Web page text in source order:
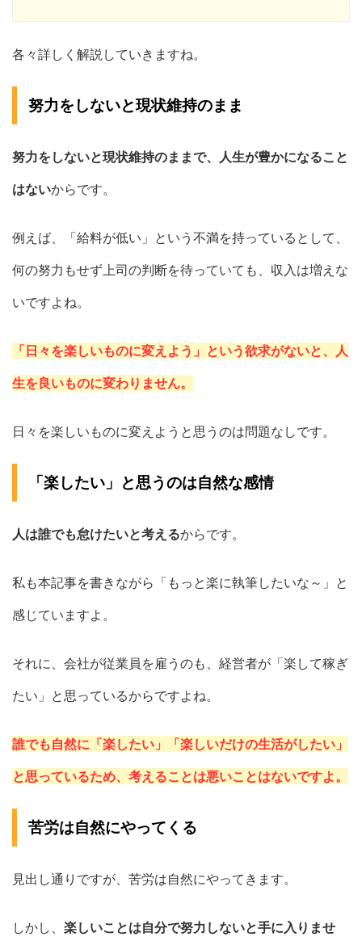
各々詳しく解説していきますね。
努力をしないと現状維持のまま
努力をしないと現状維持のままで、人生が豊かになること
はないからです。
例えば、「給料が低い」という不満を持っているとして、
何の努力もせず上司の判断を待っていても、収入は増えな
いですよね。
「日々を楽しいものに変えよう」という欲求がないと、人
生を良いものに変わりません。
日々を楽しいものに変えようと思うのは問題なしです。
「楽したい」と思うのは自然な感情
人は誰でも怠けたいと考えるからです。
私も本記事を書きながら「もっと楽に執筆したいな～」と
感じていますよ。
それに、会社が従業員を雇うのも、経営者が「楽して稼ぎ
たい」と思っているからですよね。
誰でも自然に「楽したい」「楽しいだけの生活がしたい」
と思っているため、考えることは悪いことはないですよ。
苦労は自然にやってくる
見出し通りですが、苦労は自然にやってきます。
しかし、 楽しいことは自分で努力しないと手に入りませ